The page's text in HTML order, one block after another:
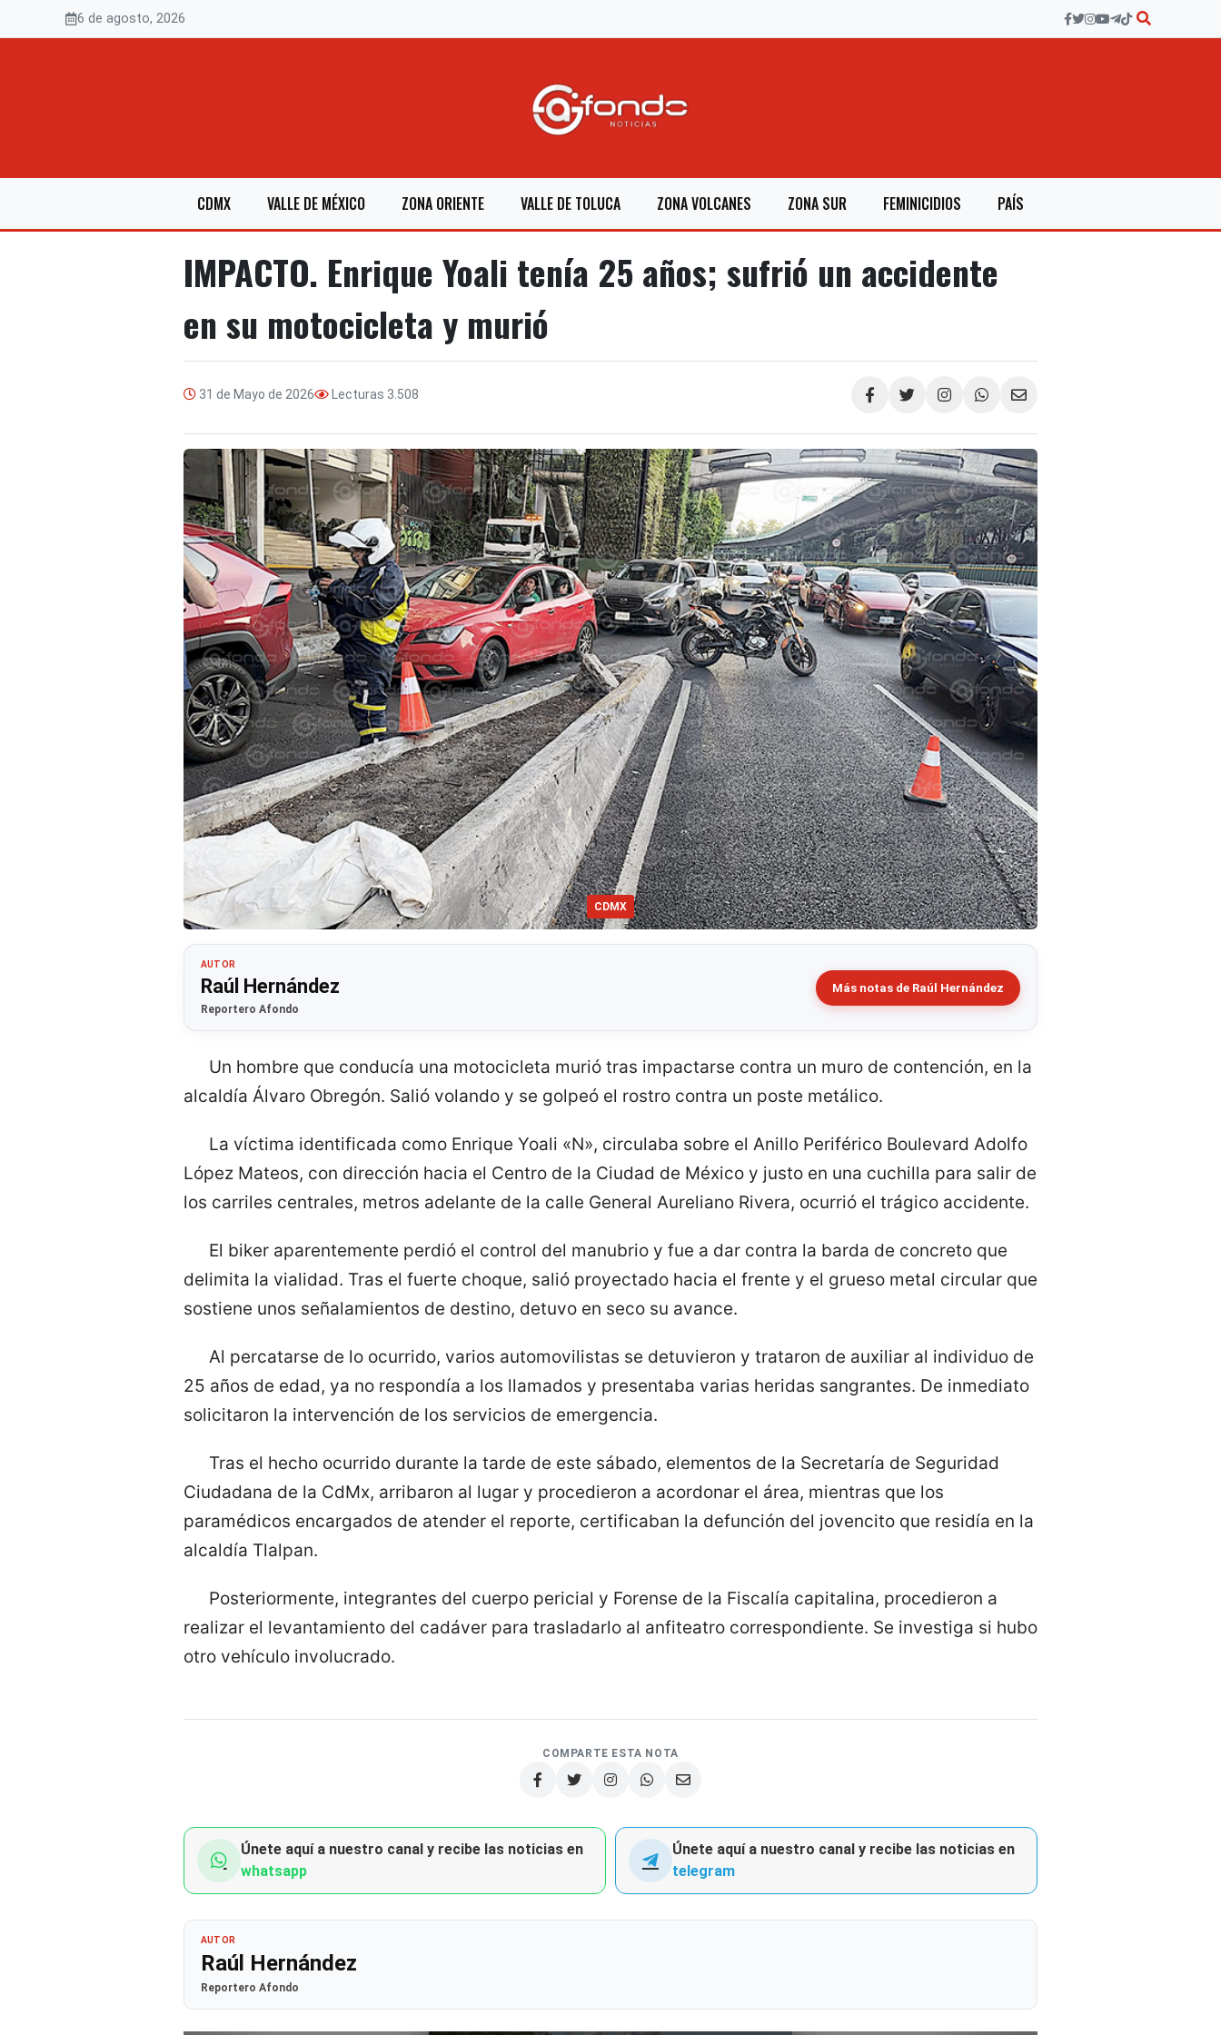
6 de agosto, 2026
CDMX VALLE DE MÉXICO ZONA ORIENTE VALLE DE TOLUCA ZONA VOLCANES ZONA SUR FEMINICIDIOS PAÍS
IMPACTO. Enrique Yoali tenía 25 años; sufrió un accidente
en su motocicleta y murió
31 de Mayo de 2026 Lecturas 3.508
Compartir
CDMX
AUTOR
Raúl Hernández
Reportero Afondo
Más notas de Raúl Hernández
Un hombre que conducía una motocicleta murió tras impactarse contra un muro de contención, en la
alcaldía Álvaro Obregón. Salió volando y se golpeó el rostro contra un poste metálico.
La víctima identificada como Enrique Yoali «N», circulaba sobre el Anillo Periférico Boulevard Adolfo
López Mateos, con dirección hacia el Centro de la Ciudad de México y justo en una cuchilla para salir de
los carriles centrales, metros adelante de la calle General Aureliano Rivera, ocurrió el trágico accidente.
El biker aparentemente perdió el control del manubrio y fue a dar contra la barda de concreto que
delimita la vialidad. Tras el fuerte choque, salió proyectado hacia el frente y el grueso metal circular que
sostiene unos señalamientos de destino, detuvo en seco su avance.
Al percatarse de lo ocurrido, varios automovilistas se detuvieron y trataron de auxiliar al individuo de
25 años de edad, ya no respondía a los llamados y presentaba varias heridas sangrantes. De inmediato
solicitaron la intervención de los servicios de emergencia.
Tras el hecho ocurrido durante la tarde de este sábado, elementos de la Secretaría de Seguridad
Ciudadana de la CdMx, arribaron al lugar y procedieron a acordonar el área, mientras que los
paramédicos encargados de atender el reporte, certificaban la defunción del jovencito que residía en la
alcaldía Tlalpan.
Posteriormente, integrantes del cuerpo pericial y Forense de la Fiscalía capitalina, procedieron a
realizar el levantamiento del cadáver para trasladarlo al anfiteatro correspondiente. Se investiga si hubo
otro vehículo involucrado.
COMPARTE ESTA NOTA
Únete aquí a nuestro canal y recibe las noticias en
whatsapp
Únete aquí a nuestro canal y recibe las noticias en
telegram
AUTOR
Raúl Hernández
Reportero Afondo